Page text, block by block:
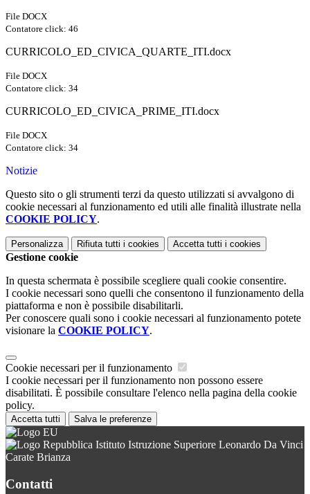
File DOCX
Contatore click: 46
CURRICOLO_ED_CIVICA_QUARTE_ITI.docx
File DOCX
Contatore click: 34
CURRICOLO_ED_CIVICA_PRIME_ITI.docx
File DOCX
Contatore click: 34
Notizie
Questo sito o gli strumenti terzi da questo utilizzati si avvalgono di
cookie necessari al funzionamento ed utili alle finalità illustrate nella
COOKIE POLICY.
Personalizza Rifiuta tutti i cookies Accetta tutti i cookies
Gestione cookie
In questa schermata è possibile scegliere quali cookie consentire.
I cookie necessari sono quelli che consentono il funzionamento della
piattaforma e non è possibile disabilitarli.
Per conoscere quali sono i cookie necessari al funzionamento potete
visionare la COOKIE POLICY.
Cookie necessari per il funzionamento
I cookie necessari per il funzionamento non possono essere
disabilitati. È possibile consultare l'elenco nella pagina della cookie
policy.
Accetta tutti Salva le preferenze
Istituto Istruzione Superiore Leonardo Da Vinci
Carate Brianza
Contatti